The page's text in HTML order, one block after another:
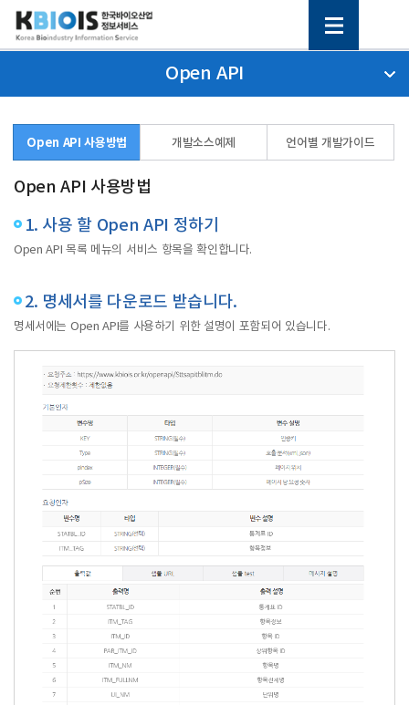
Open API
Open API 사용방법 개발소스예제 언어별 개발가이드
Open API 사용방법
1. 사용 할 Open API 정하기
Open API 목록 메뉴의 서비스 항목을 확인합니다.
2. 명세서를 다운로드 받습니다.
명세서에는 Open API를 사용하기 위한 설명이 포함되어 있습니다.